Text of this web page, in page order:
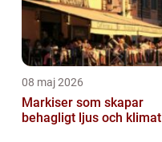
08 maj 2026
Markiser som skapar
behagligt ljus och klimat